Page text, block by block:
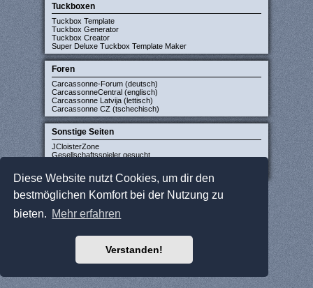
Diese Website nutzt Cookies, um dir den
bestmöglichen Komfort bei der Nutzung zu
bieten. Mehr erfahren
Verstanden!
Tuckboxen
Tuckbox Template
Tuckbox Generator
Tuckbox Creator
Super Deluxe Tuckbox Template Maker
Foren
Carcassonne-Forum (deutsch)
CarcassonneCentral (englisch)
Carcassonne Latvija (lettisch)
Carcassonne CZ (tschechisch)
Sonstige Seiten
JCloisterZone
Gesellschaftsspieler gesucht